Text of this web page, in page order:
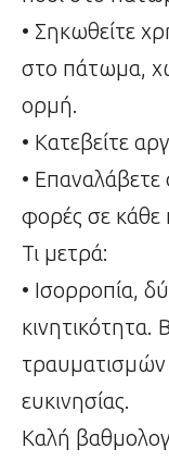
• Σηκωθείτε
στο πάτωμα,
ορμή.
• Κατεβείτε
•
φορές σε κάθε
Τι μετρά:
• Ισορροπία,
κινητικότητα.
τραυματισμών
ευκινησίας.
Καλή